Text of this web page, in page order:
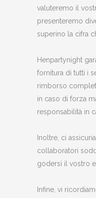
valuteremo il
presenteremo
superino la cifra
Henpartynight
fornitura di tutti i
rimborso
in caso di forza
responsabilità in
Inoltre, ci
collaboratori
godersi il vostro
Infine, vi